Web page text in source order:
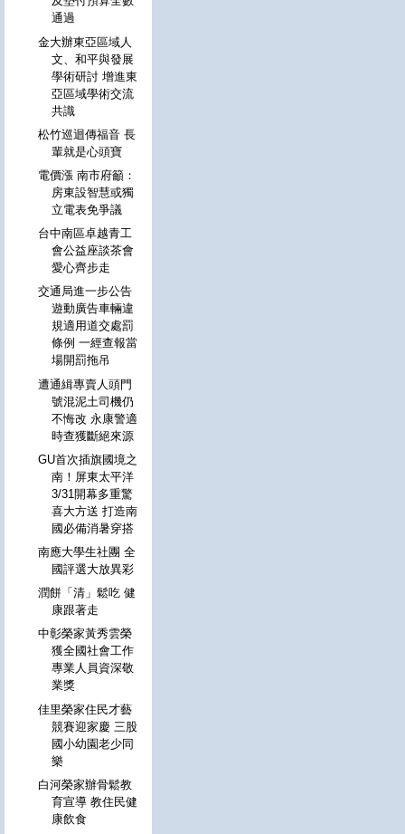
通過
金大辦東亞區域人
文、和平與發展
學術研討 增進東
亞區域學術交流
共識
松竹巡迴傳福音 長
輩就是心頭寶
電價漲 南市府籲：
房東設智慧或獨
立電表免爭議
台中南區卓越青工
會公益座談茶會
愛心齊步走
交通局進一步公告
遊動廣告車輛違
規適用道交處罰
條例 一經查報當
場開罰拖吊
遭通緝專賣人頭門
號混泥土司機仍
不悔改 永康警適
時查獲斷絕來源
GU首次插旗國境之
南！屏東太平洋
3/31開幕多重驚
喜大方送 打造南
國必備消暑穿搭
南應大學生社團 全
國評選大放異彩
潤餅「清」鬆吃 健
康跟著走
中彰榮家黃秀雲榮
獲全國社會工作
專業人員資深敬
業獎
佳里榮家住民才藝
競賽迎家慶 三股
國小幼園老少同
樂
白河榮家辦骨鬆教
育宣導 教住民健
康飲食